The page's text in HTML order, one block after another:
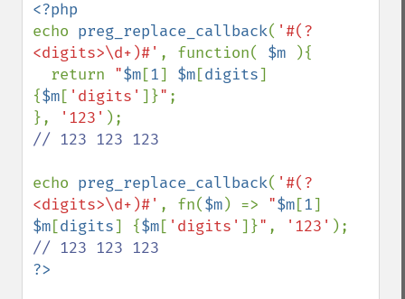
echo preg_replace_callback( '#(?
<digits>\d+)#' , function( $m
){
  return
"$m[1] $m[digits]
{$m[ 'digits' ]}" ;
},
'123'
// 123 123 123
echo preg_replace_callback( '#(?
<digits>\d+)#' , fn($m) => "$m[1]
$m[digits] {$m[ 'digits' ]}" , '123'